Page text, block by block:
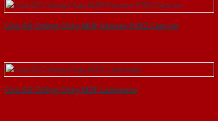
Cửa Gỗ Chống Cháy MDF Veneer P1R2 Cam xe
Cửa Gỗ Chống Cháy MDF Laminate